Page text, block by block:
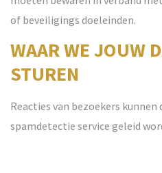
of beveiligings doeleinden.
WAAR WE JOUW
STUREN
Reacties van bezoekers
spamdetectie service geleid